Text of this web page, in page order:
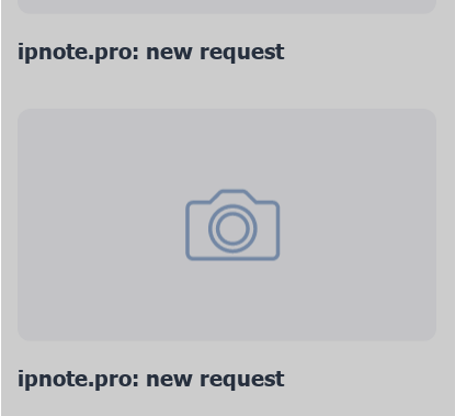
ipnote.pro: new request
ipnote.pro: new request